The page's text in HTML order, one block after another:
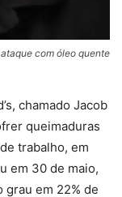
com óleo quente
chamado Jacob
queimaduras
trabalho, em
em 30 de maio,
em 22% de